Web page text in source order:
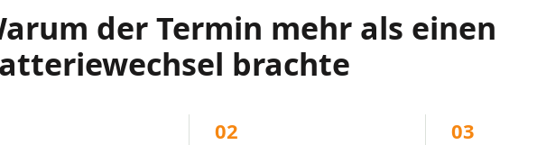
der Termin mehr als einen
brachte
02 03